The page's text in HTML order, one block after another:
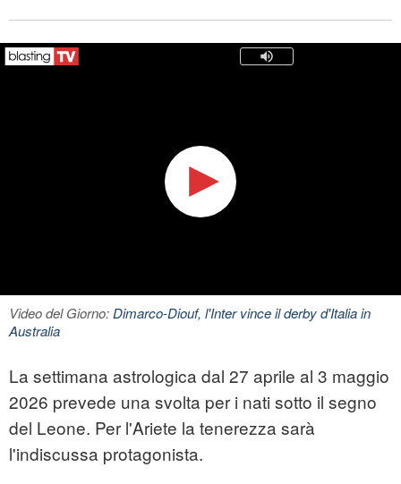
Video del Giorno:Dimarco-Diouf, l'Inter vince il derby d'Italia in
Australia
La settimana astrologica dal 27 aprile al 3 maggio
2026 prevede una svolta per i nati sotto il segno
del Leone. Per l'Ariete la tenerezza sarà
l'indiscussa protagonista.